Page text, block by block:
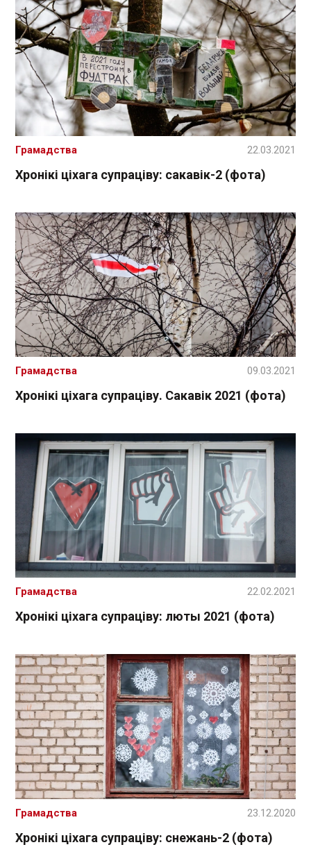
Хронікі ціхага супраціву: сакавік-2 (фота)
Грамадства 22.03.2021
Хронікі ціхага супраціву. Сакавік 2021 (фота)
Грамадства 09.03.2021
Хронікі ціхага супраціву: люты 2021 (фота)
Грамадства 22.02.2021
Хронікі ціхага супраціву: снежань-2 (фота)
Грамадства 23.12.2020